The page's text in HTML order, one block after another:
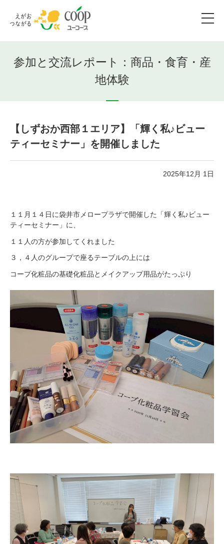
参加と交流レポート：商品・食育・産
地体験
【しずおか西部１エリア】「輝く私♪ビュー
ティーセミナー」を開催しました
2025年12月 1日
１１月１４日に袋井市メロープラザで開催した「輝く私♪ビュー
ティーセミナー」に、
１１人の方が参加してくれました
３，４人のグループで座るテーブルの上には
コープ化粧品の基礎化粧品とメイクアップ用品がたっぷり